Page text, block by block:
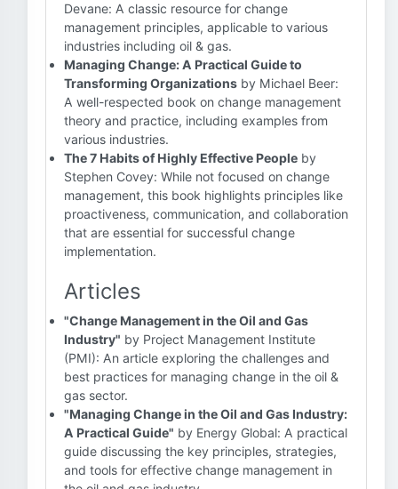
Devane: A classic resource for change
management principles, applicable to various
industries including oil & gas.
Managing Change: A Practical Guide to
Transforming Organizations by Michael Beer:
A well-respected book on change management
theory and practice, including examples from
various industries.
The 7 Habits of Highly Effective People by
Stephen Covey: While not focused on change
management, this book highlights principles like
proactiveness, communication, and collaboration
that are essential for successful change
implementation.
Articles
"Change Management in the Oil and Gas
Industry" by Project Management Institute
(PMI): An article exploring the challenges and
best practices for managing change in the oil &
gas sector.
"Managing Change in the Oil and Gas Industry:
A Practical Guide" by Energy Global: A practical
guide discussing the key principles, strategies,
and tools for effective change management in